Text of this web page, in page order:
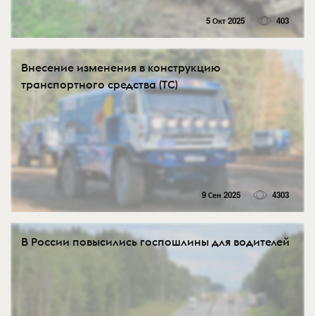
5 Окт 2025 403
Внесение изменения в конструкцию
транспортного средства (ТС)
9 Сен 2025 4303
В России повысились госпошлины для водителей